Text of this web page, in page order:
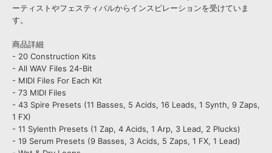
ーティストやフェスティバルからインスピレーションを受けていま
す。
商品詳細
- 20 Construction Kits
- All WAV Files 24-Bit
- MIDI Files For Each Kit
- 73 MIDI Files
- 43 Spire Presets (11 Basses, 5 Acids, 16 Leads, 1 Synth, 9 Zaps,
1 FX)
- 11 Sylenth Presets (1 Zap, 4 Acids, 1 Arp, 3 Lead, 2 Plucks)
- 19 Serum Presets (9 Basses, 3 Acids, 5 Zaps, 1 FX, 1 Lead)